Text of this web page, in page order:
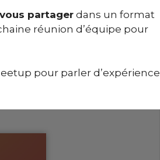
partager dans un format
réunion d’équipe pour
pour parler d’expérience